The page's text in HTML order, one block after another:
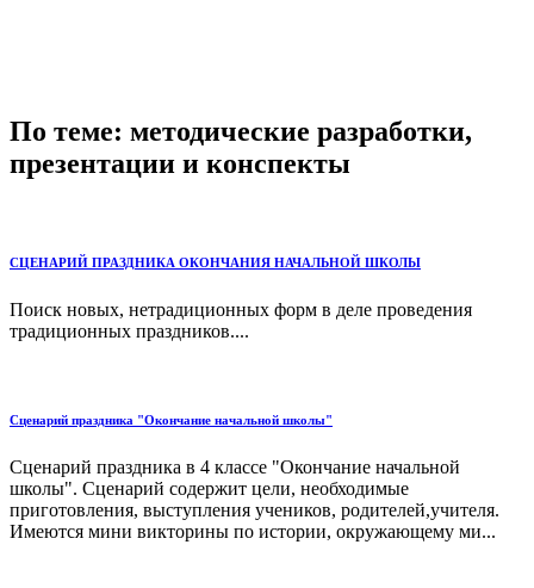
По теме: методические разработки,
презентации и конспекты
СЦЕНАРИЙ ПРАЗДНИКА ОКОНЧАНИЯ НАЧАЛЬНОЙ ШКОЛЫ
Поиск новых, нетрадиционных форм в деле проведения
традиционных праздников....
Сценарий праздника "Окончание начальной школы"
Сценарий праздника в 4 классе "Окончание начальной
школы". Сценарий содержит цели, необходимые
приготовления, выступления учеников, родителей,учителя.
Имеются мини викторины по истории, окружающему ми...